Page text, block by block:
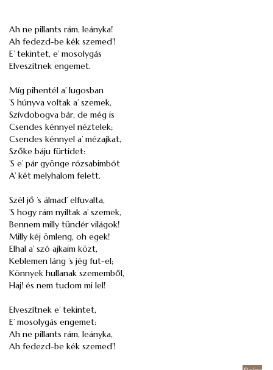
Ah ne pillants rám, leányka!
Ah fedezd-be kék szemed’!
E’ tekintet, e’ mosolygás
Elveszítnek engemet.
Míg pihentél a’ lugosban
’S húnyva voltak a’ szemek,
Szívdobogva bár, de még is
Csendes kénnyel néztelek;
Csendes kénnyel a’ mézajkat,
Szőke báju fürtidet:
’S e’ pár gyönge rózsabimbót
A’ két melyhalom felett.
Szél jő ’s álmad’ elfuvalta,
’S hogy rám nyiltak a’ szemek,
Bennem milly tündér világok!
Milly kéj ömleng, oh egek!
Elhal a’ szó ajkaim közt,
Keblemen láng ’s jég fut-el;
Könnyek hullanak szememből,
Haj! és nem tudom mi lel!
Elveszítnek e’ tekintet,
E’ mosolygás engemet:
Ah ne pillants rám, leányka,
Ah fedezd-be kék szemed’!